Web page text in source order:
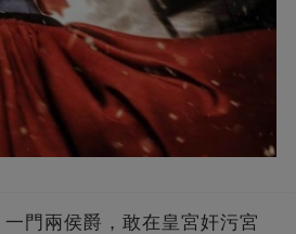
門兩侯爵，敢在皇宮奸污宮